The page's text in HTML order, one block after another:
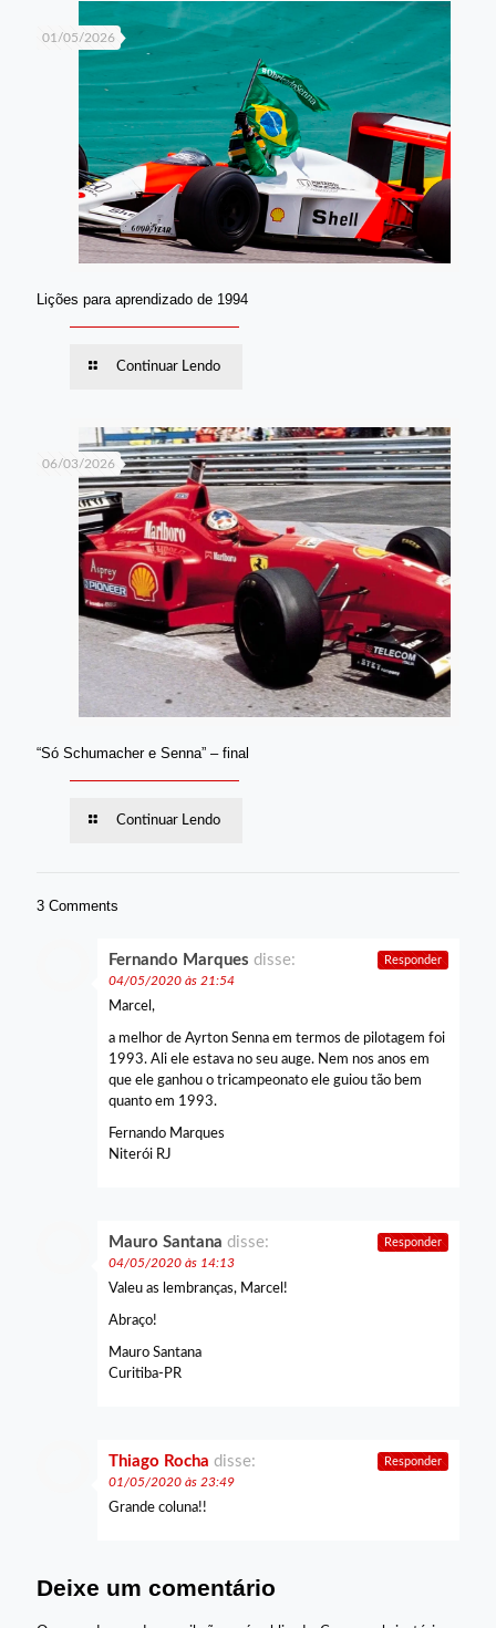
01/05/2026
Lições para aprendizado de 1994
Continuar Lendo
06/03/2026
“Só Schumacher e Senna” – final
Continuar Lendo
3 Comments
Fernando Marques disse:
04/05/2020 às 21:54
Marcel,
a melhor de Ayrton Senna em termos de pilotagem foi
1993. Ali ele estava no seu auge. Nem nos anos em
que ele ganhou o tricampeonato ele guiou tão bem
quanto em 1993.
Fernando Marques
Niterói RJ
Responder
Mauro Santana disse:
04/05/2020 às 14:13
Valeu as lembranças, Marcel!
Abraço!
Mauro Santana
Curitiba-PR
Responder
Thiago Rocha disse:
01/05/2020 às 23:49
Grande coluna!!
Responder
Deixe um comentário